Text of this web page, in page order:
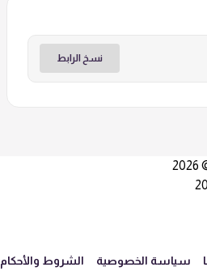
نسخ الرابط
©
سياسة الخصوصية الشروط والأحكام